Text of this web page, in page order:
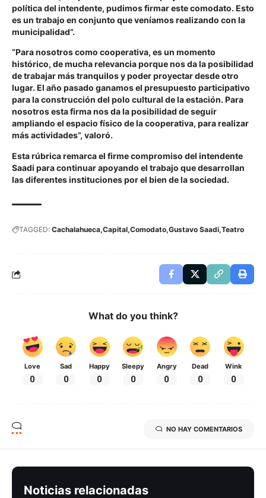
política del intendente, pudimos firmar este comodato. Esto
es un trabajo en conjunto que veníamos realizando con la
municipalidad”.
“Para nosotros como cooperativa, es un momento
histórico, de mucha relevancia porque nos da la posibilidad
de trabajar más tranquilos y poder proyectar desde otro
lugar. El año pasado ganamos el presupuesto participativo
para la construcción del polo cultural de la estación. Para
nosotros esta firma nos da la posibilidad de seguir
ampliando el espacio físico de la cooperativa, para realizar
más actividades”, valoró.
Esta rúbrica remarca el firme compromiso del intendente
Saadi para continuar apoyando el trabajo que desarrollan
las diferentes instituciones por el bien de la sociedad.
TAGGED: Cachalahueca Capital Comodato Gustavo Saadi Teatro
What do you think?
Love
0
Sad
0
Happy
0
Sleepy
0
Angry
0
Dead
0
Wink
0
NO HAY COMENTARIOS
Noticias relacionadas